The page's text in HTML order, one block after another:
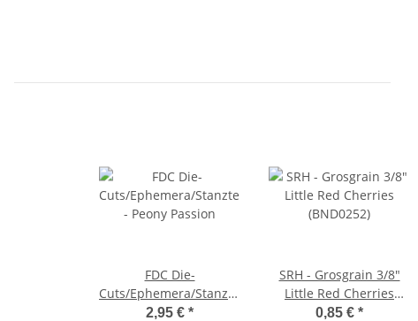
FDC Die-
Cuts/Ephemera/Stanzteile
- Peony Passion
2,95 € *
SRH - Grosgrain 3/8"
Little Red Cherries
(BND0252)
0,85 € *